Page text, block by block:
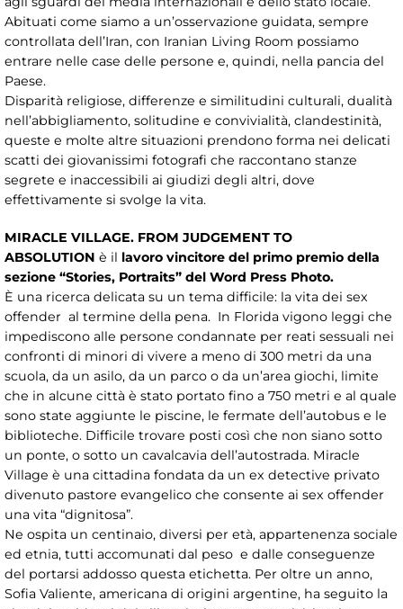
Abituati come siamo a un’osservazione guidata, sempre
controllata dell’Iran, con Iranian Living Room possiamo
entrare nelle case delle persone e, quindi, nella pancia del
Paese.
Disparità religiose, differenze e similitudini culturali, dualità
nell’abbigliamento, solitudine e convivialità, clandestinità,
queste e molte altre situazioni prendono forma nei delicati
scatti dei giovanissimi fotografi che raccontano stanze
segrete e inaccessibili ai giudizi degli altri, dove
effettivamente si svolge la vita.
MIRACLE VILLAGE. FROM JUDGEMENT TO
ABSOLUTION è il lavoro vincitore del primo premio della
sezione “Stories, Portraits” del Word Press Photo.
È una ricerca delicata su un tema difficile: la vita dei sex
offender al termine della pena. In Florida vigono leggi che
impediscono alle persone condannate per reati sessuali nei
confronti di minori di vivere a meno di 300 metri da una
scuola, da un asilo, da un parco o da un’area giochi, limite
che in alcune città è stato portato fino a 750 metri e al quale
sono state aggiunte le piscine, le fermate dell’autobus e le
biblioteche. Difficile trovare posti così che non siano sotto
un ponte, o sotto un cavalcavia dell’autostrada. Miracle
Village è una cittadina fondata da un ex detective privato
divenuto pastore evangelico che consente ai sex offender
una vita “dignitosa”.
Ne ospita un centinaio, diversi per età, appartenenza sociale
ed etnia, tutti accomunati dal peso e dalle conseguenze
del portarsi addosso questa etichetta. Per oltre un anno,
Sofia Valiente, americana di origini argentine, ha seguito la